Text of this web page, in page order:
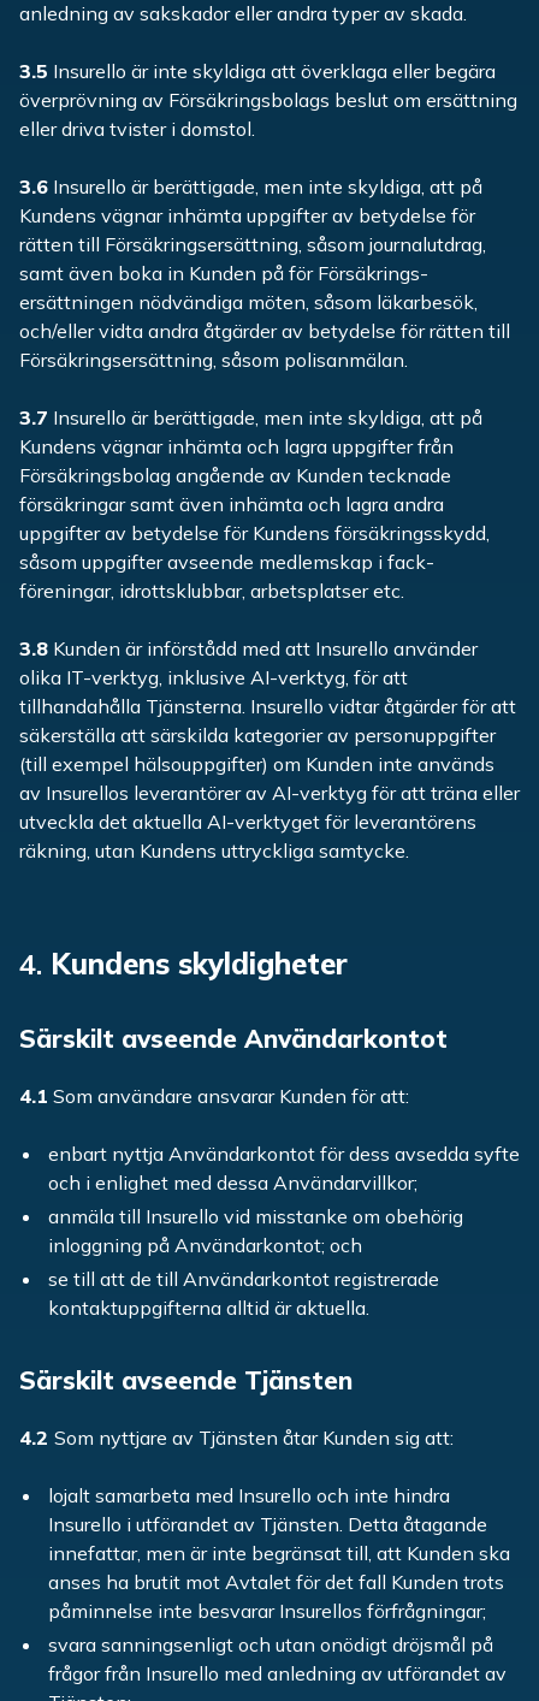
anledning av sakskador eller andra typer av skada.
3.5 Insurello är inte skyldiga att överklaga eller begära
överprövning av Försäkringsbolags beslut om ersättning
eller driva tvister i domstol.
3.6 Insurello är berättigade, men inte skyldiga, att på
Kundens vägnar inhämta uppgifter av betydelse för
rätten till Försäkringsersättning, såsom journalutdrag,
samt även boka in Kunden på för Försäkrings-
ersättningen nödvändiga möten, såsom läkarbesök,
och/eller vidta andra åtgärder av betydelse för rätten till
Försäkringsersättning, såsom polisanmälan.
3.7 Insurello är berättigade, men inte skyldiga, att på
Kundens vägnar inhämta och lagra uppgifter från
Försäkringsbolag angående av Kunden tecknade
försäkringar samt även inhämta och lagra andra
uppgifter av betydelse för Kundens försäkringsskydd,
såsom uppgifter avseende medlemskap i fack-
föreningar, idrottsklubbar, arbetsplatser etc.
3.8 Kunden är införstådd med att Insurello använder
olika IT-verktyg, inklusive AI-verktyg, för att
tillhandahålla Tjänsterna. Insurello vidtar åtgärder för att
säkerställa att särskilda kategorier av personuppgifter
(till exempel hälsouppgifter) om Kunden inte används
av Insurellos leverantörer av AI-verktyg för att träna eller
utveckla det aktuella AI-verktyget för leverantörens
räkning, utan Kundens uttryckliga samtycke.
4. Kundens skyldigheter
Särskilt avseende Användarkontot
4.1 Som användare ansvarar Kunden för att:
enbart nyttja Användarkontot för dess avsedda syfte
och i enlighet med dessa Användarvillkor;
anmäla till Insurello vid misstanke om obehörig
inloggning på Användarkontot; och
se till att de till Användarkontot registrerade
kontaktuppgifterna alltid är aktuella.
Särskilt avseende Tjänsten
4.2 Som nyttjare av Tjänsten åtar Kunden sig att:
lojalt samarbeta med Insurello och inte hindra
Insurello i utförandet av Tjänsten. Detta åtagande
innefattar, men är inte begränsat till, att Kunden ska
anses ha brutit mot Avtalet för det fall Kunden trots
påminnelse inte besvarar Insurellos förfrågningar;
svara sanningsenligt och utan onödigt dröjsmål på
frågor från Insurello med anledning av utförandet av